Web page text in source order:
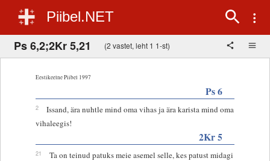
Piibel.NET
Ps 6,2;2Kr 5,21 (2 vastet, leht 1 1-st)
Eestikeelne Piibel 1997
Ps 6
2
Issand, ära nuhtle mind oma vihas ja ära karista mind oma
vihaleegis!
2Kr 5
21
Ta on teinud patuks meie asemel selle, kes patust midagi